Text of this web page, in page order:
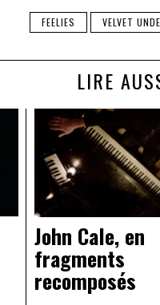
FEELIES VELVET
LIRE
John Cale, en
fragments
recomposés